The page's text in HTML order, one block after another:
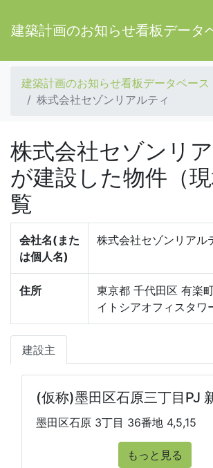
建築計画のお知らせ看板データ
建築計画のお知らせ看板データベース
株式会社セゾンリアルティ
株式会社セゾンリ
が建設した物件（
覧
会社名(また
は個人名)
株式会社セゾンリアル
住所
東京都 千代田区 有楽
イトシアオフィスタワ
建設主
(仮称)墨田区石原三丁目PJ
墨田区石原 3丁目 36番地 4,5,15
もっと見る